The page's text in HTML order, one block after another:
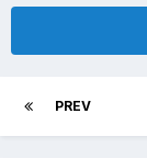
PREV